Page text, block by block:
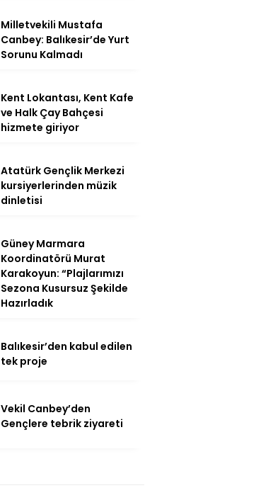
Milletvekili Mustafa
Canbey: Balıkesir’de Yurt
Sorunu Kalmadı
Kent Lokantası, Kent Kafe
ve Halk Çay Bahçesi
hizmete giriyor
Atatürk Gençlik Merkezi
kursiyerlerinden müzik
dinletisi
Güney Marmara
Koordinatörü Murat
Karakoyun: “Plajlarımızı
Sezona Kusursuz Şekilde
Hazırladık
Balıkesir’den kabul edilen
tek proje
Vekil Canbey’den
Gençlere tebrik ziyareti